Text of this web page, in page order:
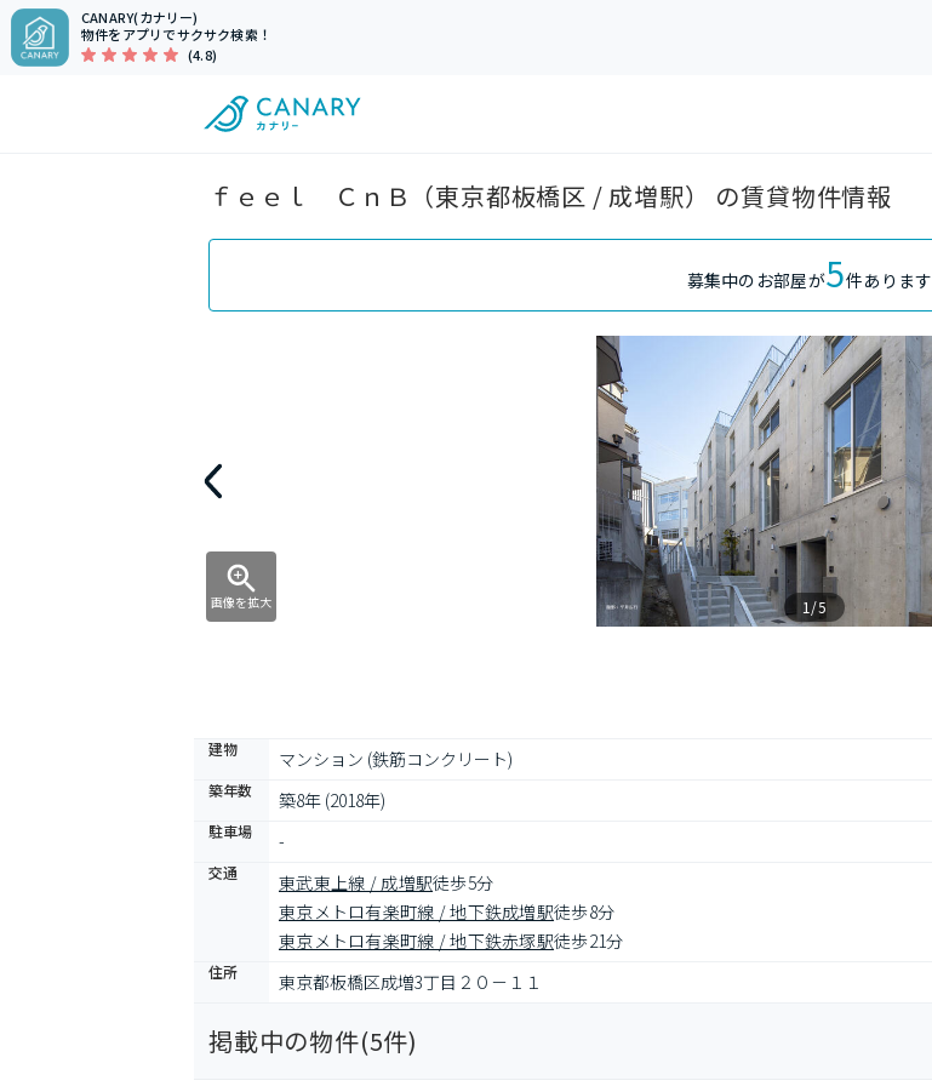
CANARY(カナリー)
物件をアプリでサクサク検索！
(4.8)
ｆｅｅｌ ＣｎＢ（東京都板橋区 / 成増駅） の賃貸物件情報
募集中のお部屋が5件あります
画像を拡大 1/5
建物 マンション (鉄筋コンクリート)
築年数 築8年 (2018年)
駐車場 -
交通 東武東上線 / 成増駅徒歩5分
東京メトロ有楽町線 / 地下鉄成増駅徒歩8分
東京メトロ有楽町線 / 地下鉄赤塚駅徒歩21分
住所 東京都板橋区成増3丁目２０－１１
掲載中の物件(5件)